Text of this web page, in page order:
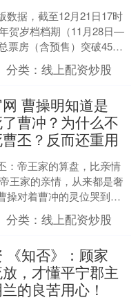
数据，截至12月21日17时
贺岁档档期（11月28日—
票房（含预售）突破45亿
认为，1）电影大盘恢复....
分类：线上配资炒股
曹操明知道是
曹冲？为什么不
丕？反而还重用
：帝王家的算盘，比亲情
王家的亲情，从来都是奢
操对着曹冲的灵位哭到吐
疑似害弟的曹丕说 “你能承
看着....
分类：线上配资炒股
《知否》：顾家
，才懂平宁郡主
的良苦用心！